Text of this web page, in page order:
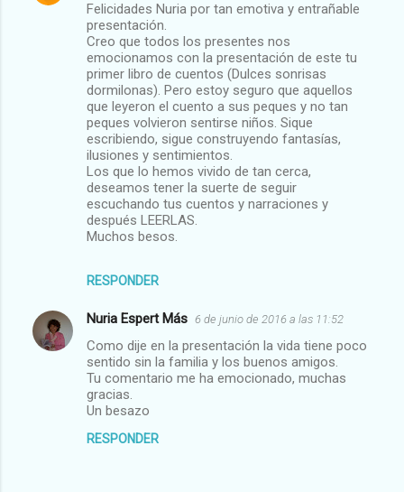
Felicidades Nuria por tan emotiva y entrañable
presentación.
Creo que todos los presentes nos
emocionamos con la presentación de este tu
primer libro de cuentos (Dulces sonrisas
dormilonas). Pero estoy seguro que aquellos
que leyeron el cuento a sus peques y no tan
peques volvieron sentirse niños. Sique
escribiendo, sigue construyendo fantasías,
ilusiones y sentimientos.
Los que lo hemos vivido de tan cerca,
deseamos tener la suerte de seguir
escuchando tus cuentos y narraciones y
después LEERLAS.
Muchos besos.
RESPONDER
Nuria Espert Más 6 de junio de 2016 a las 11:52
Como dije en la presentación la vida tiene poco
sentido sin la familia y los buenos amigos.
Tu comentario me ha emocionado, muchas
gracias.
Un besazo
RESPONDER